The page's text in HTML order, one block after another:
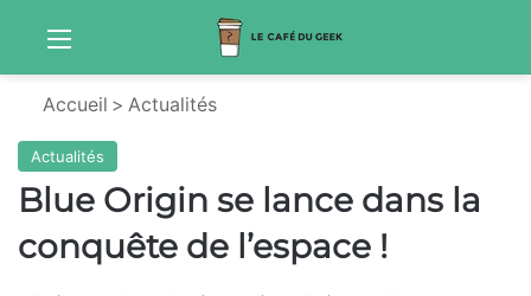
Menu
Accueil > Actualités
Actualités
Blue Origin se lance dans la
conquête de l’espace !